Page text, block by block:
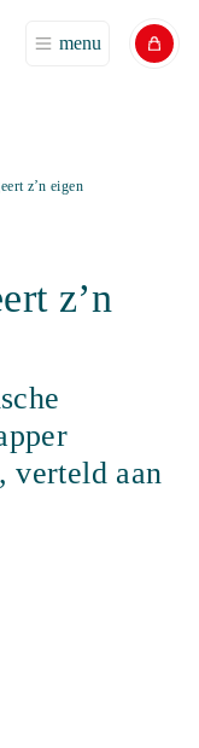
menu
z’n eigen
z’n
verteld aan